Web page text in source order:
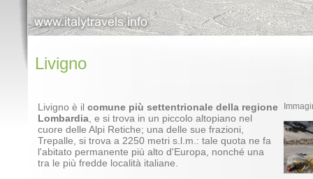
Livigno
Livigno è il comune più settentrionale della regione
Lombardia , e si trova in un piccolo altopiano nel
cuore delle Alpi Retiche; una delle sue frazioni,
Trepalle, si trova a 2250 metri s.l.m.: tale quota ne fa
l'abitato permanente più alto d'Europa, nonché una
tra le più fredde località italiane.